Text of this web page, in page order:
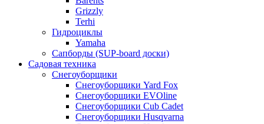
Grizzly
Terhi
Гидроциклы
Yamaha
Сапборды (SUP-board доски)
Садовая техника
Снегоуборщики
Снегоуборщики Yard Fox
Снегоуборщики EVOline
Снегоуборщики Cub Cadet
Снегоуборщики Husqvarna